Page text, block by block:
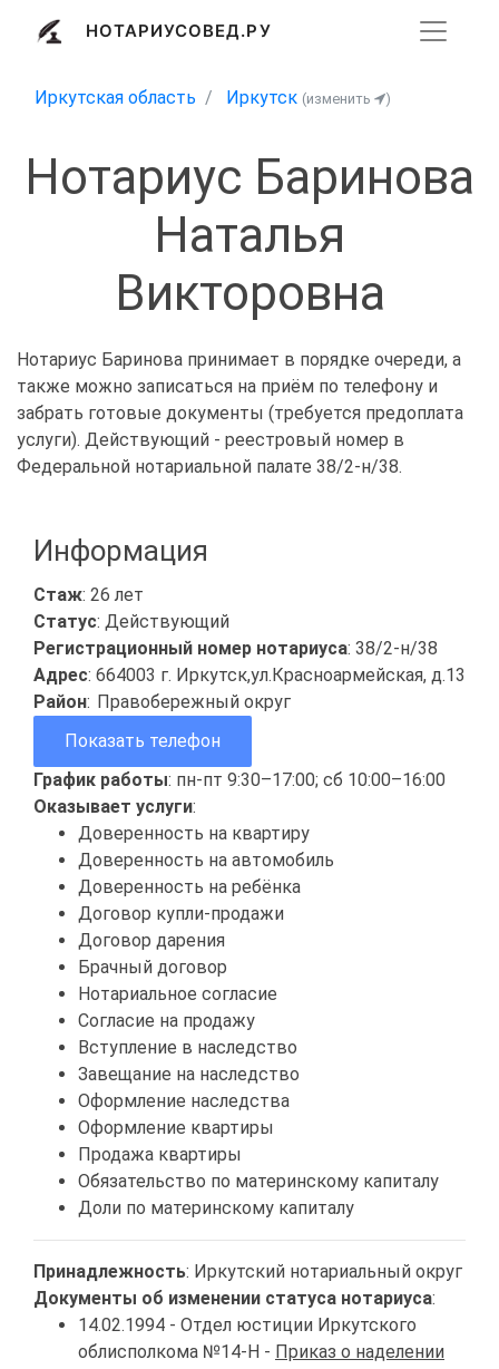
НОТАРИУСОВЕД.РУ
Иркутская область Иркутск (изменить )
Нотариус Баринова
Наталья
Викторовна
Нотариус Баринова принимает в порядке очереди, а
также можно записаться на приём по телефону и
забрать готовые документы (требуется предоплата
услуги). Действующий - реестровый номер в
Федеральной нотариальной палате 38/2-н/38.
Информация
Стаж: 26 лет
Статус: Действующий
Регистрационный номер нотариуса: 38/2-н/38
Адрес: 664003 г. Иркутск,ул.Красноармейская, д.13
Район: Правобережный округ
Показать телефон
График работы: пн-пт 9:30–17:00; сб 10:00–16:00
Оказывает услуги:
Доверенность на квартиру
Доверенность на автомобиль
Доверенность на ребёнка
Договор купли-продажи
Договор дарения
Брачный договор
Нотариальное согласие
Согласие на продажу
Вступление в наследство
Завещание на наследство
Оформление наследства
Оформление квартиры
Продажа квартиры
Обязательство по материнскому капиталу
Доли по материнскому капиталу
Принадлежность: Иркутский нотариальный округ
Документы об изменении статуса нотариуса:
14.02.1994 - Отдел юстиции Иркутского
облисполкома №14-Н - Приказ о наделении